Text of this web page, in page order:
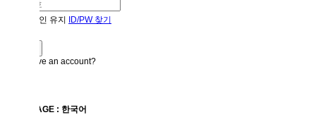
로그인 유지 ID/PW 찾기
Don't have an account?
LANGUAGE : 한국어